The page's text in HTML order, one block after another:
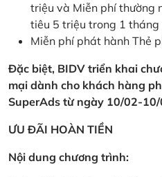
triệu và Miễn phí thường
tiêu 5 triệu trong 1
Miễn phí phát hành Thẻ
Đặc biệt, BIDV triển khai
mại dành cho khách hàng
SuperAds từ ngày 10/02-
ƯU ĐÃI HOÀN TIỀN
Nội dung chương trình: